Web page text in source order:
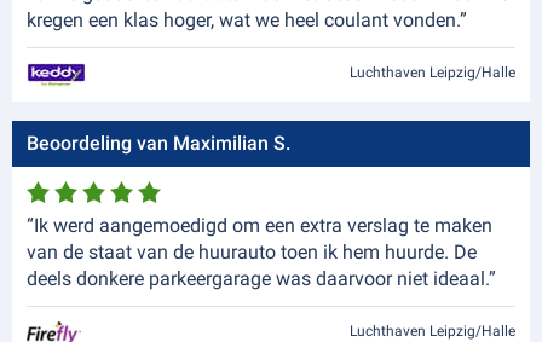
kregen een klas hoger, wat we heel coulant vonden.”
Luchthaven Leipzig/Halle
Beoordeling van Maximilian S.
“Ik werd aangemoedigd om een extra verslag te maken
van de staat van de huurauto toen ik hem huurde. De
deels donkere parkeergarage was daarvoor niet ideaal.”
Luchthaven Leipzig/Halle